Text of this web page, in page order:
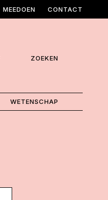
MEEDOEN CONTACT
ZOEKEN
WETENSCHAP